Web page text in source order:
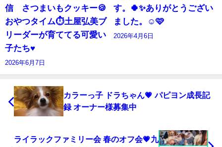
信 さつまいもクッキー🍪
おやつタイム⏱️土屋弘美ブ
リーダーが育ててる可愛い
子たち♥️
2026年6月7日
す。🍀✨ありがとうござい
ました。☺️🩷
2026年4月6日
カラーっ子 ドラちゃん💗 パピヨン成長記
録 オーナー様募集中
ライラックファミリー会 春のオフ会💗九